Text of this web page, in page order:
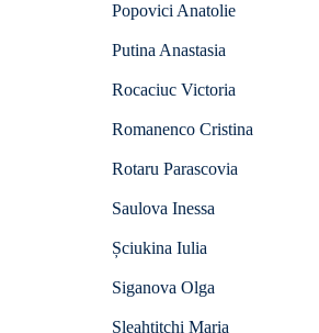
Popovici Anatolie
Putina Anastasia
Rocaciuc Victoria
Romanenco Cristina
Rotaru Parascovia
Saulova Inessa
Șciukina Iulia
Siganova Olga
Șleahtițchi Maria